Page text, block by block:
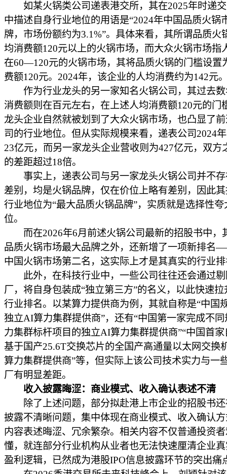
如某火锅类公司递表港交所，其在2025年时递
中描述自身行业地位的用语是“2024年中国品质火锅
牌，市场份额约为3.1%”。具体来看，其所谓品质火
均消费额120元以上的火锅市场，而大众火锅市场指
在60—120元的火锅市场，其将品质火锅的门槛设置
费额120元。2024年，该企业的人均消费约为142元
作为行业龙头的另一家知名火锅公司，其过去数
消费额则在百元左右，在上述人均消费额120元的门
龙头企业自然就被划到了大众火锅市场，也凸显了
司的行业地位。但从实际规模来看，递表公司2024
23亿元，而另一家龙头企业营收则为427亿元，双方
的差距超过18倍。
事实上，递表公司与另一家龙头火锅公司并不存
差别，均是火锅品牌，仅在价位上略有差别，因此
行业地位为“最大品质火锅品牌”，实质就是选择性夸
位。
而在2026年6月前述火锅公司最新的招股书中，
品质火锅市场最大品牌之外，还新增了一项新排名
中国火锅市场第二名，这实际上才是其真实的行业
此外，在科技行业中，一些公司往往还会通过剔
厂，将自身包装成“独立第三方”的名义，以此快速拉
行业排名。以某算力提供商为例，其就自称是“中国
独立AI算力集群提供商”，还有“中国第一家完成不
力集群标杆项目的独立AI算力集群提供商”“中国首
基于国产25.6T交换芯片的全国产高通量以太网交换
算力集群提供商”等，但实际上该公司技术实力与一
厂有明显差距。
收入披露晦涩：商业模式、收入确认表述不清
除了上述问题，部分拟赴港上市企业的招股书还
披露不清晰问题，集中体现在商业模式、收入确认
内容表述晦涩、冗余繁杂。相关内容不仅普通投资
懂，就连部分行业机构从业者也无法快速厘清企业
盈利逻辑，已然成为港股IPO信息披露环节的突出痛